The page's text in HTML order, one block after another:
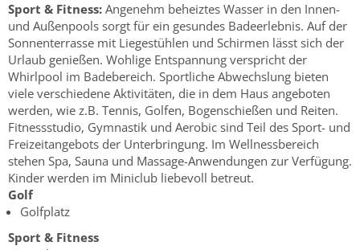
Sport & Fitness: Angenehm beheiztes Wasser in den Innen-
und Außenpools sorgt für ein gesundes Badeerlebnis. Auf der
Sonnenterrasse mit Liegestühlen und Schirmen lässt sich der
Urlaub genießen. Wohlige Entspannung verspricht der
Whirlpool im Badebereich. Sportliche Abwechslung bieten
viele verschiedene Aktivitäten, die in dem Haus angeboten
werden, wie z.B. Tennis, Golfen, Bogenschießen und Reiten.
Fitnessstudio, Gymnastik und Aerobic sind Teil des Sport- und
Freizeitangebots der Unterbringung. Im Wellnessbereich
stehen Spa, Sauna und Massage-Anwendungen zur Verfügung.
Kinder werden im Miniclub liebevoll betreut.
Golf
Golfplatz
Sport & Fitness